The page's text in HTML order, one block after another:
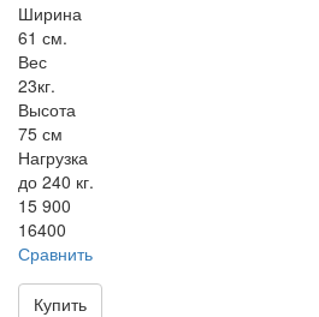
Ширина
61 см.
Вес
23кг.
Высота
75 см
Нагрузка
до 240 кг.
15 900
16400
Сравнить
Купить